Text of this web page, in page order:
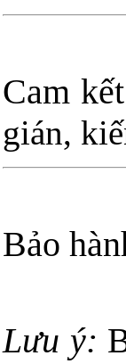
Cam
gián,
Lưu ý: